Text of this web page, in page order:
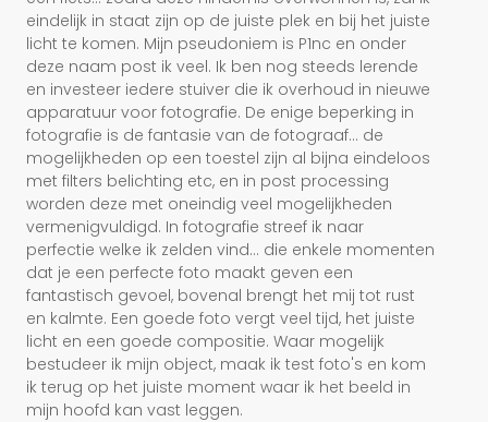
eindelijk in staat zijn op de juiste plek en bij het juiste
licht te komen. Mijn pseudoniem is P1nc en onder
deze naam post ik veel. Ik ben nog steeds lerende
en investeer iedere stuiver die ik overhoud in nieuwe
apparatuur voor fotografie. De enige beperking in
fotografie is de fantasie van de fotograaf... de
mogelijkheden op een toestel zijn al bijna eindeloos
met filters belichting etc, en in post processing
worden deze met oneindig veel mogelijkheden
vermenigvuldigd. In fotografie streef ik naar
perfectie welke ik zelden vind... die enkele momenten
dat je een perfecte foto maakt geven een
fantastisch gevoel, bovenal brengt het mij tot rust
en kalmte. Een goede foto vergt veel tijd, het juiste
licht en een goede compositie. Waar mogelijk
bestudeer ik mijn object, maak ik test foto's en kom
ik terug op het juiste moment waar ik het beeld in
mijn hoofd kan vast leggen.